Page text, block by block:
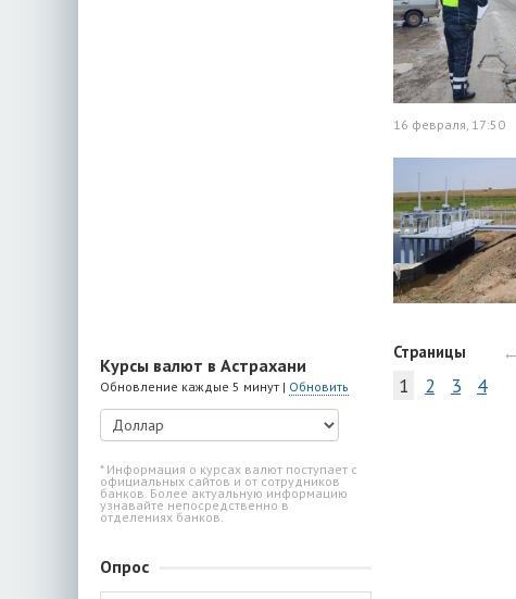
Курсы валют в Астрахани
Обновление каждые 5 минут | Обновить
* Информация о курсах валют поступает с
официальных сайтов и от сотрудников
банков. Более актуальную информацию
узнавайте непосредственно в
отделениях банков.
Опрос
16 февраля, 17:50
Страницы ←
1
2 3 4